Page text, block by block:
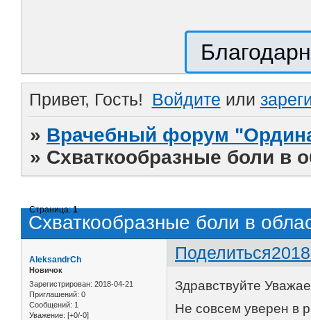
Привет, Гость! Войдите или
» Врачебный форум
» Схваткообразные боли в
Схваткообразные боли в
Страница:1
Поделиться
AleksandrCh
Новичок
Зарегистрирован: 2018-04-21
Приглашений: 0
Сообщений: 1
Уважение: [+0/-0]
Здравствуйте
Не совсем уверен в